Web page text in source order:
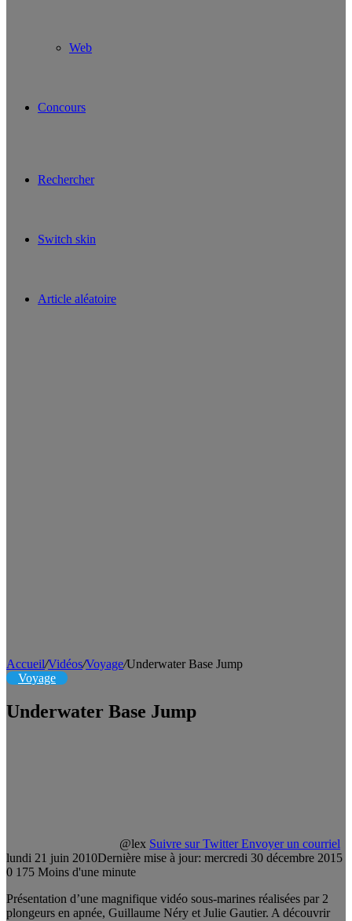
Web
Concours
Rechercher
Switch skin
Article aléatoire
Accueil/Vidéos/Voyage/Underwater Base Jump
Voyage
Underwater Base Jump
@lex Suivre sur Twitter Envoyer un courriel
lundi 21 juin 2010Dernière mise à jour: mercredi 30 décembre 2015
0 175 Moins d'une minute
Présentation d’une magnifique vidéo sous-marines réalisées par 2
plongeurs en apnée, Guillaume Néry et Julie Gautier. A découvrir